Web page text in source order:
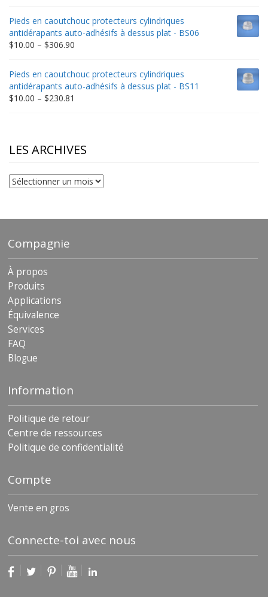
$9.00
through
$198.80
Pieds en caoutchouc protecteurs cylindriques
antidérapants auto-adhésifs à dessus plat - BS06
$10.00 – $306.90
through
$306.90
Pieds en caoutchouc protecteurs cylindriques
antidérapants auto-adhésifs à dessus plat - BS11
$10.00 – $230.81
$230.81
LES ARCHIVES
Les
archives
Compagnie
À propos
Produits
Applications
Équivalence
Services
FAQ
Blogue
Information
Politique de retour
Centre de ressources
Politique de confidentialité
Compte
Vente en gros
Connecte-toi avec nous